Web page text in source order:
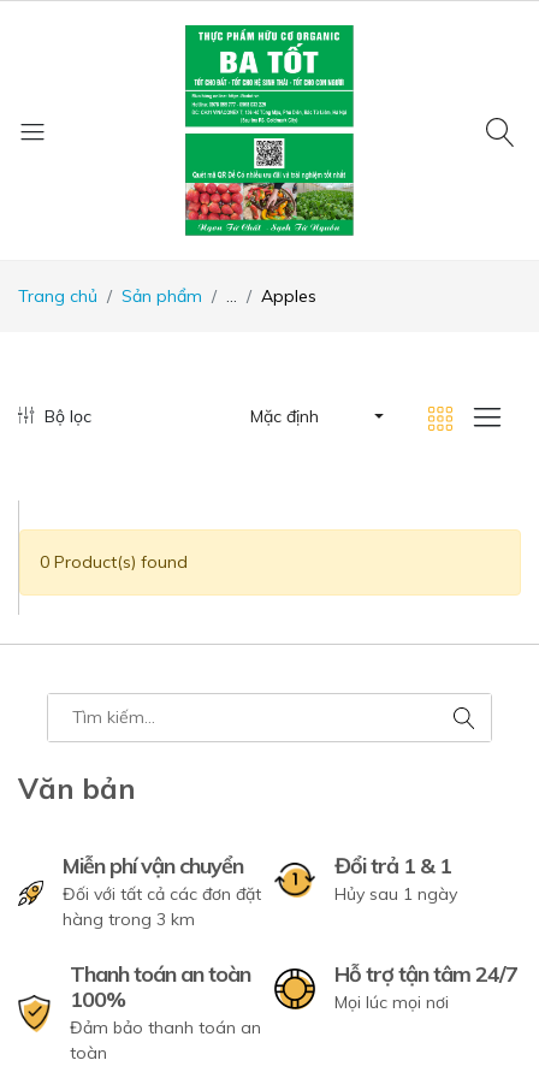
Trang chủ Sản phẩm ... Apples
Bộ lọc Mặc định
0 Product(s) found
Văn bản
Miễn phí vận chuyển
Đối với tất cả các đơn đặt
hàng trong 3 km
Đổi trả 1 & 1
Hủy sau 1 ngày
Thanh toán an toàn
100%
Đảm bảo thanh toán an
toàn
Hỗ trợ tận tâm 24/7
Mọi lúc mọi nơi